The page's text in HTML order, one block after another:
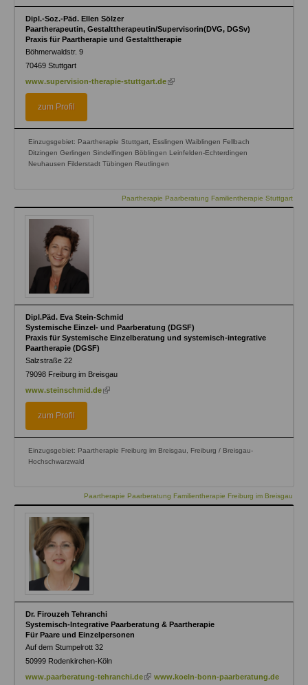
Dipl.-Soz.-Päd. Ellen Sölzer
Paartherapeutin, Gestalttherapeutin/Supervisorin(DVG, DGSv)
Praxis für Paartherapie und Gestalttherapie
Böhmerwaldstr. 9
70469 Stuttgart
www.supervision-therapie-stuttgart.de (link
zum Profil
Einzugsgebiet: Paartherapie Stuttgart, Esslingen Waiblingen Fellbach
Ditzingen Gerlingen Sindelfingen Böblingen Leinfelden-Echterdingen
Neuhausen Filderstadt Tübingen Reutlingen
Paartherapie Paarberatung Familientherapie Stuttgart
Dipl.Päd. Eva Stein-Schmid
Systemische Einzel- und Paarberatung (DGSF)
Praxis für Systemische Einzelberatung und systemisch-integrative
Paartherapie (DGSF)
Salzstraße 22
79098 Freiburg im Breisgau
www.steinschmid.de (link
zum Profil
Einzugsgebiet: Paartherapie Freiburg im Breisgau, Freiburg / Breisgau-
Hochschwarzwald
Paartherapie Paarberatung Familientherapie Freiburg im Breisgau
Dr. Firouzeh Tehranchi
Systemisch-Integrative Paarberatung & Paartherapie
Für Paare und Einzelpersonen
Auf dem Stumpelrott 32
50999 Rodenkirchen-Köln
www.paarberatung-tehranchi.de (linkwww.koeln-bonn-paarberatung.de